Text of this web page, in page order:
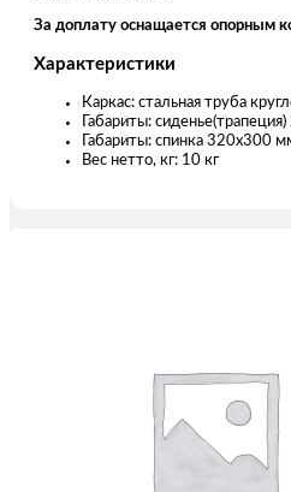
За доплату оснащается опорным
Характеристики
Каркас: стальная труба
Габариты:
Габариты: спинка 320х300
Вес нетто, кг: 10 кг